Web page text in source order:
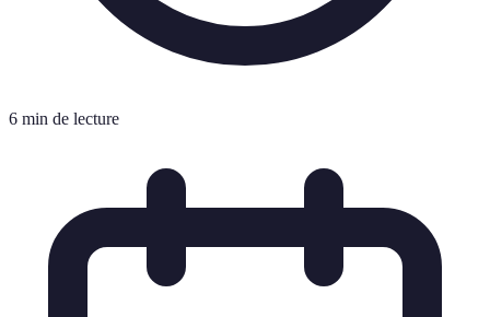
6 min de lecture